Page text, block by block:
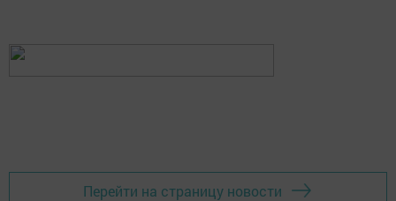
Перейти на страницу новости